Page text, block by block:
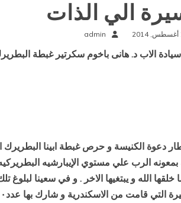
الي الذات
admin
الاب د. هانى باخوم سكرتير غبطة
دعوة الكنيسة و حرص غبطة ابينا البطريرك
بمعونه الرب علي مستوي الإيبارشيه
خلقها الله و يبتغيها الاخر . و في سعينا
التي قامت من الاسكندرية و شارك بها عدد١٠٠